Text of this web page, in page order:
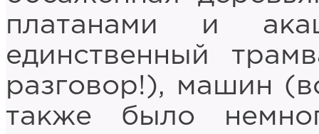
платанами и
единственный
разговор!), машин
также было